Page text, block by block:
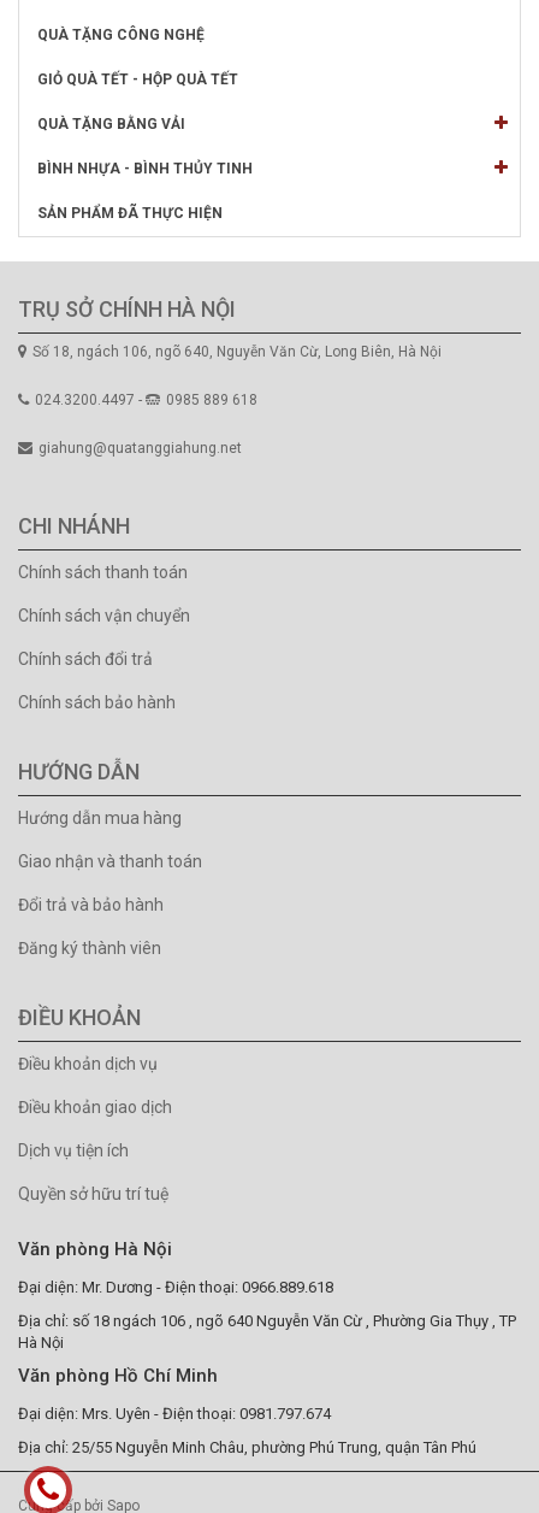
QUÀ TẶNG CÔNG NGHỆ
GIỎ QUÀ TẾT - HỘP QUÀ TẾT
QUÀ TẶNG BẰNG VẢI
BÌNH NHỰA - BÌNH THỦY TINH
SẢN PHẨM ĐÃ THỰC HIỆN
TRỤ SỞ CHÍNH HÀ NỘI
Số 18, ngách 106, ngõ 640, Nguyễn Văn Cừ, Long Biên, Hà Nội
024.3200.4497 - 0985 889 618
giahung@quatanggiahung.net
CHI NHÁNH
Chính sách thanh toán
Chính sách vận chuyển
Chính sách đổi trả
Chính sách bảo hành
HƯỚNG DẪN
Hướng dẫn mua hàng
Giao nhận và thanh toán
Đổi trả và bảo hành
Đăng ký thành viên
ĐIỀU KHOẢN
Điều khoản dịch vụ
Điều khoản giao dịch
Dịch vụ tiện ích
Quyền sở hữu trí tuệ
Văn phòng Hà Nội
Đại diện: Mr. Dương - Điện thoại: 0966.889.618
Địa chỉ: số 18 ngách 106 , ngõ 640 Nguyễn Văn Cừ , Phường Gia Thụy , TP
Hà Nội
Văn phòng Hồ Chí Minh
Đại diện: Mrs. Uyên - Điện thoại: 0981.797.674
Địa chỉ: 25/55 Nguyễn Minh Châu, phường Phú Trung, quận Tân Phú
Cung cấp bởi Sapo